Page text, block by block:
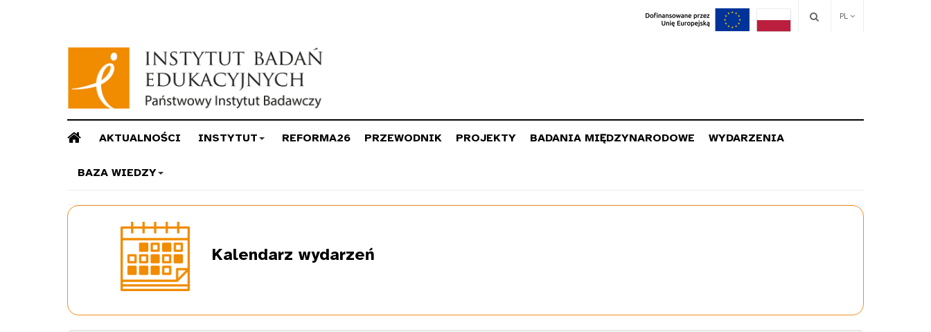
PL
AKTUALNOŚCI INSTYTUT REFORMA26 PRZEWODNIK PROJEKTY BADANIA MIĘDZYNARODOWE WYDARZENIA
BAZA WIEDZY
Kalendarz wydarzeń